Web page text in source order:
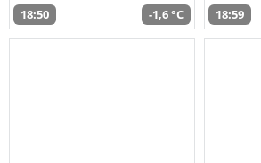
18:50 -1,6 °C 18:59